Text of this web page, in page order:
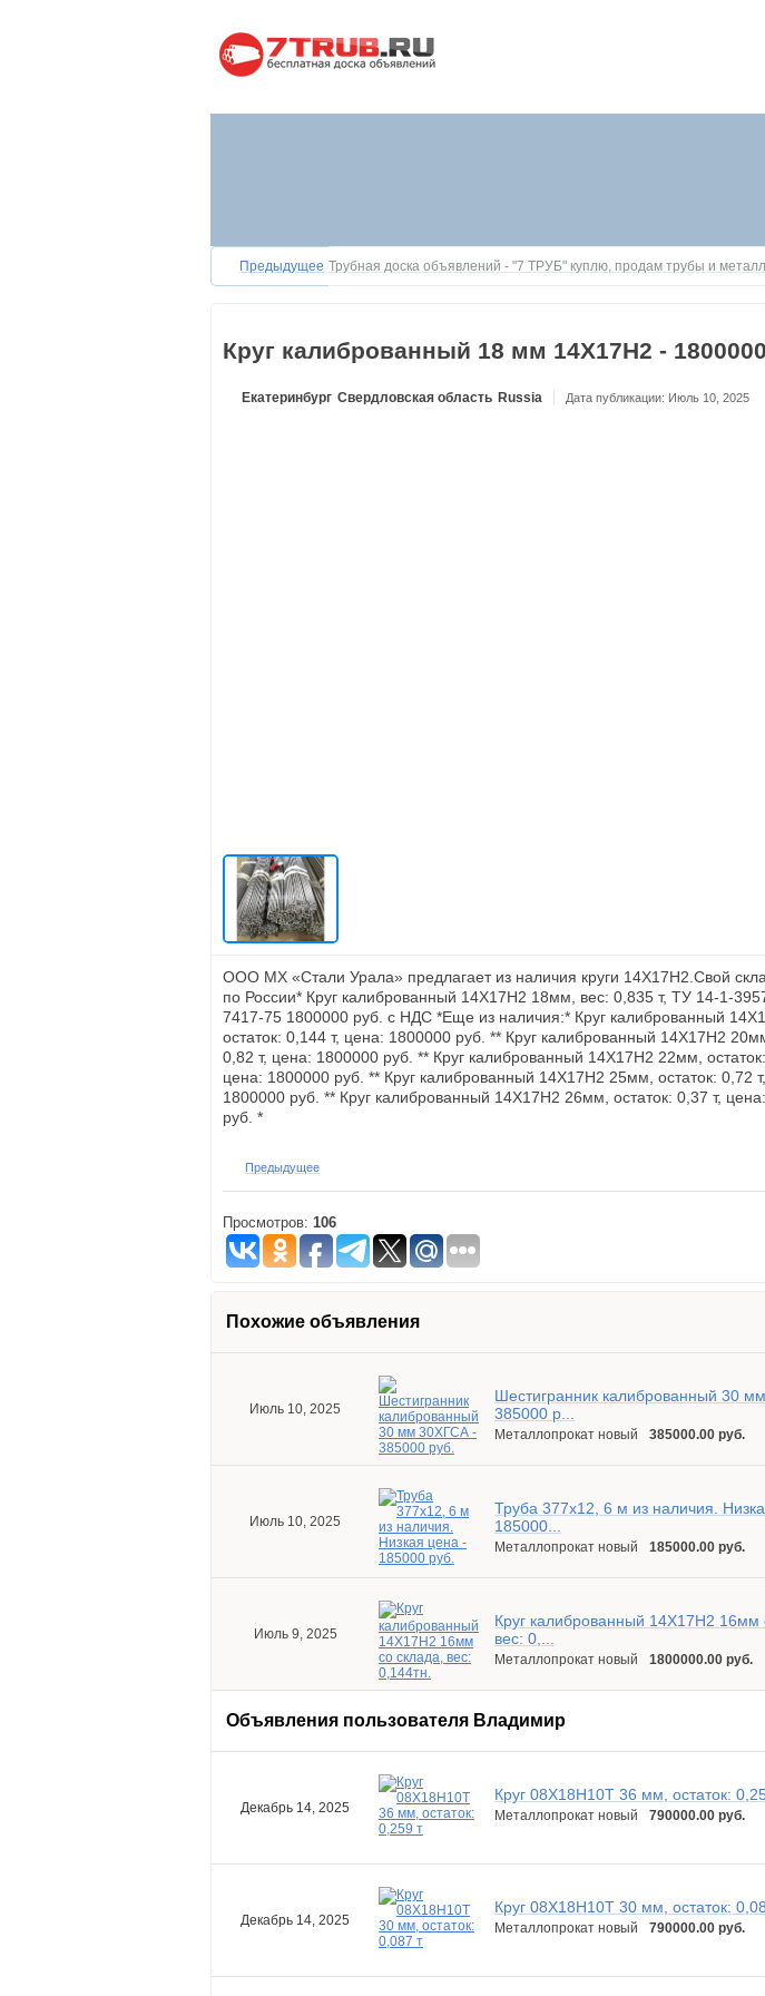
Предыдущее Трубная доска объявлений - "7 ТРУБ" куплю, продам трубы и
Круг калиброванный 18 мм 14Х17Н2 -
Екатеринбург Свердловская область Russia Дата публикации: Июль 10, 2025
ООО МХ «Стали Урала» предлагает из наличия круги 14Х17Н2.Свой
по России* Круг калиброванный 14Х17Н2 18мм, вес: 0,835 т, ТУ 14-1-
7417-75 1800000 руб. с НДС *Еще из наличия:* Круг калиброванный
остаток: 0,144 т, цена: 1800000 руб. ** Круг калиброванный 14Х17Н2
0,82 т, цена: 1800000 руб. ** Круг калиброванный 14Х17Н2 22мм,
цена: 1800000 руб. ** Круг калиброванный 14Х17Н2 25мм, остаток: 0,72
1800000 руб. ** Круг калиброванный 14Х17Н2 26мм, остаток: 0,37 т,
руб. *
Предыдущее
Просмотров: 106
Похожие объявления
Июль 10, 2025
Шестигранник калиброванный 30
385000 р...
Металлопрокат новый 385000.00 руб.
Июль 10, 2025
Труба 377х12, 6 м из наличия.
185000...
Металлопрокат новый 185000.00 руб.
Июль 9, 2025
Круг калиброванный 14Х17Н2 16мм
вес: 0,...
Металлопрокат новый 1800000.00 руб.
Объявления пользователя Владимир
Декабрь 14, 2025
Круг 08Х18Н10Т 36 мм, остаток:
Металлопрокат новый 790000.00 руб.
Декабрь 14, 2025
Круг 08Х18Н10Т 30 мм, остаток:
Металлопрокат новый 790000.00 руб.